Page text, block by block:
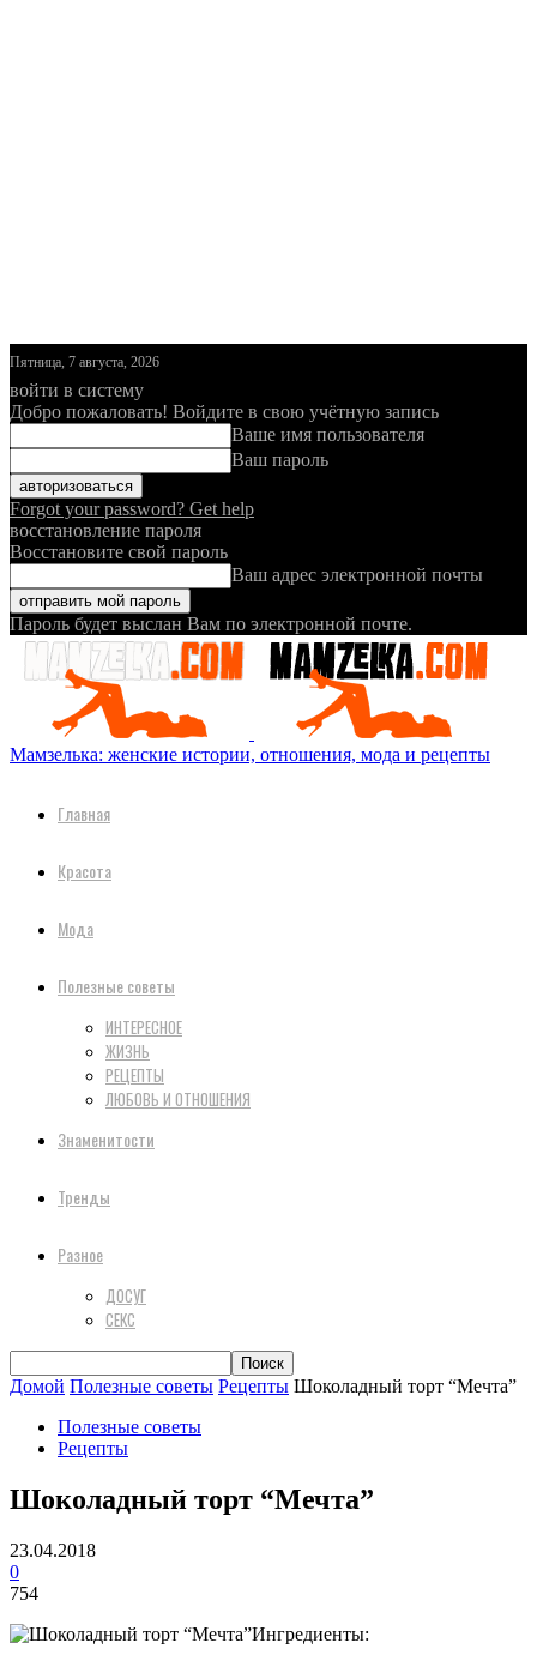
Пятница, 7 августа, 2026
войти в систему
Добро пожаловать! Войдите в свою учётную запись
Ваше имя пользователя
Ваш пароль
Forgot your password? Get help
восстановление пароля
Восстановите свой пароль
Ваш адрес электронной почты
Пароль будет выслан Вам по электронной почте.
Мамзелька: женские истории, отношения, мода и рецепты
Главная
Красота
Мода
Полезные советы
ИНТЕРЕСНОЕ
ЖИЗНЬ
РЕЦЕПТЫ
ЛЮБОВЬ И ОТНОШЕНИЯ
Знаменитости
Тренды
Разное
ДОСУГ
СЕКС
Домой Полезные советы Рецепты Шоколадный торт “Мечта”
Полезные советы
Рецепты
Шоколадный торт “Мечта”
23.04.2018
0
754
Ингредиенты: